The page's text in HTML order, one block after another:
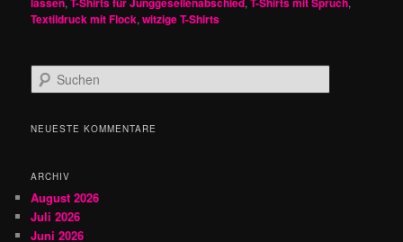
Textildruck mit Flock,witzige T-Shirts
u
h
NEUESTE KOMMENTARE
ARCHIV
August 2026
Juli 2026
Juni 2026